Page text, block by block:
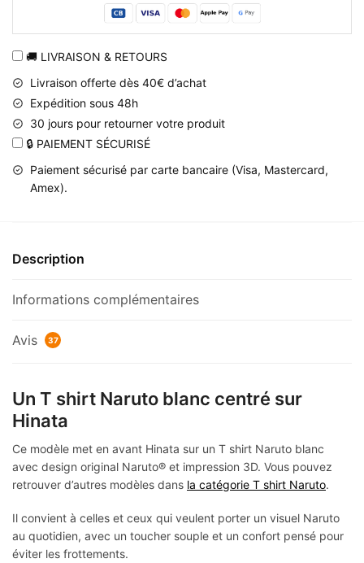
Hinata
blanc
impression
3D
🚚 LIVRAISON & RETOURS
Livraison offerte dès 40€ d’achat
Expédition sous 48h
30 jours pour retourner votre produit
🔒 PAIEMENT SÉCURISÉ
Paiement sécurisé par carte bancaire (Visa, Mastercard,
Amex).
Description
Informations complémentaires
Avis 37
Un T shirt Naruto blanc centré sur
Hinata
Ce modèle met en avant Hinata sur un T shirt Naruto blanc
avec design original Naruto® et impression 3D. Vous pouvez
retrouver d’autres modèles dans la catégorie T shirt Naruto.
Il convient à celles et ceux qui veulent porter un visuel Naruto
au quotidien, avec un toucher souple et un confort pensé pour
éviter les frottements.